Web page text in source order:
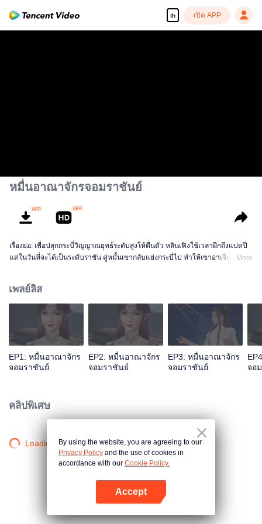
th เปิด APP
หมื่นอาณาจักรจอมราชันย์
เรื่องย่อ: เพื่อปลุกกระบี่วิญญาณยุทธ์ระดับสูงให้ตื่นตัว หลินเฟิงใช้เวลาฝึกถึงแปดปี
แต่ในวันที่จะได้เป็นระดับราชัน คู่หมั้นเขากลับแย่งกระบี่ไป ทำให้เขาอาเจียนเป็น
กีดกัน แต่โชคดีที่มีน้องสาวและท่านปู่อยู่เคียงข้างและมีพลังใหม่คอยช่วยเหลือ เขา
จึงดูดซับพลังจากผู้แข็งแกร่งสำเร็จ หลินเฟิงข้ามภยันตรายมากมาย เติบโตจน
กลายเป็นผู้แกร่งที่ผู้คนนับถือและก้าวขึ้นสู่จุดสูงสุด
More
เพลย์ลิส
EP1: หมื่นอาณาจักร
จอมราชันย์
EP2: หมื่นอาณาจักร
จอมราชันย์
EP3: หมื่นอาณาจักร
จอมราชันย์
จอ
คลิปพิเศษ
Loading…By using the website, you are agreeing to our
Privacy Policy and the use of cookies in
accordance with our Cookie Policy.
Accept